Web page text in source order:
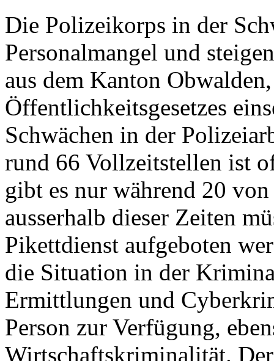
Die Polizeikorps in der
Personalmangel und
aus dem Kanton
Öffentlichkeitsgesetzes
Schwächen in der
rund 66 Vollzeitstellen ist
gibt es nur während 20
ausserhalb dieser Zeiten
Pikettdienst aufgeboten
die Situation in der
Ermittlungen und
Person zur Verfügung,
Wirtschaftskriminalität.